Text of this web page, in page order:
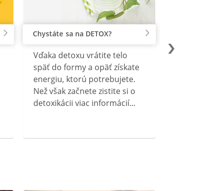
Chystáte sa na DETOX?
Vďaka detoxu vrátite telo
späť do formy a opäť získate
energiu, ktorú potrebujete.
Než však začnete zistite si o
detoxikácii viac informácií...